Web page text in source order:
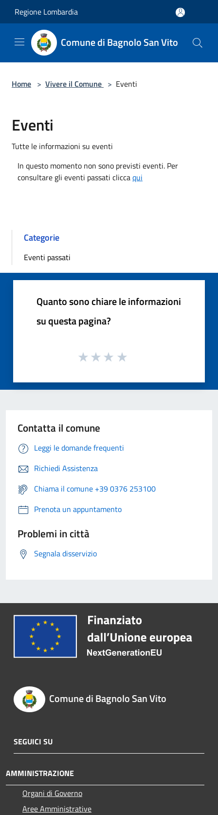
Regione Lombardia
Comune di Bagnolo San Vito
Home > Vivere il Comune > Eventi
Eventi
Tutte le informazioni su eventi
In questo momento non sono previsti eventi. Per
consultare gli eventi passati cliccaqui
Categorie
Eventi passati
Quanto sono chiare le informazioni
su questa pagina?
Contatta il comune
Leggi le domande frequenti
Richiedi Assistenza
Chiama il comune +39 0376 253100
Prenota un appuntamento
Problemi in città
Segnala disservizio
Comune di Bagnolo San Vito
SEGUICI SU
AMMINISTRAZIONE
Organi di Governo
Aree Amministrative